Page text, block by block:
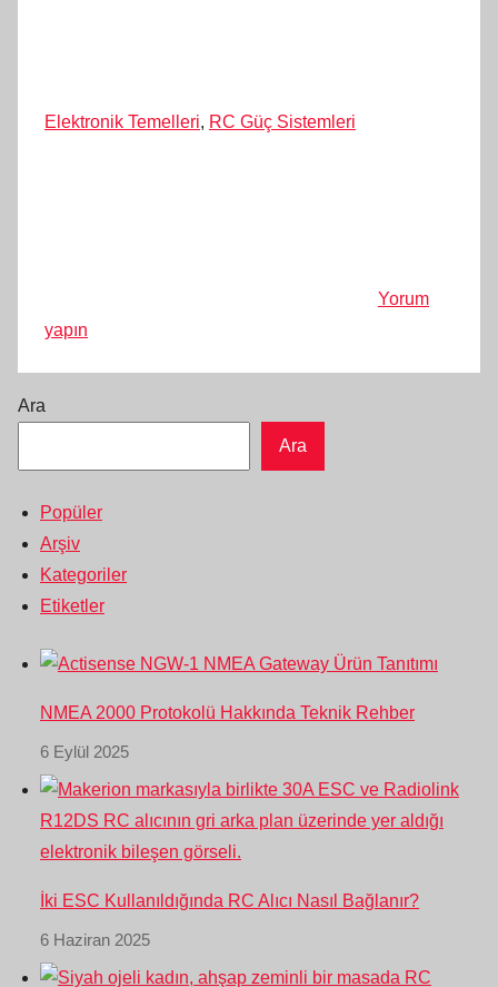
Elektronik Temelleri, RC Güç Sistemleri
Yorum
yapın
Ara
Ara
Popüler
Arşiv
Kategoriler
Etiketler
NMEA 2000 Protokolü Hakkında Teknik Rehber
6 Eylül 2025
İki ESC Kullanıldığında RC Alıcı Nasıl Bağlanır?
6 Haziran 2025